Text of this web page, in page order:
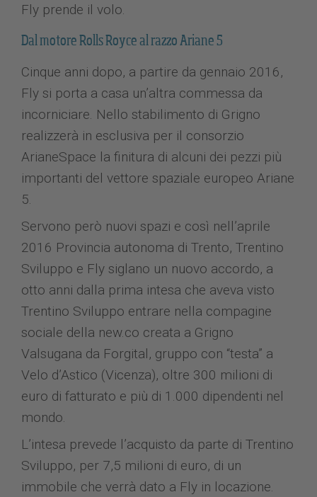
Fly prende il volo.
Dal motore Rolls Royce al razzo Ariane 5
Cinque anni dopo, a partire da gennaio 2016,
Fly si porta a casa un’altra commessa da
incorniciare. Nello stabilimento di Grigno
realizzerà in esclusiva per il consorzio
ArianeSpace la finitura di alcuni dei pezzi più
importanti del vettore spaziale europeo Ariane
5.
Servono però nuovi spazi e così nell’aprile
2016 Provincia autonoma di Trento, Trentino
Sviluppo e Fly siglano un nuovo accordo, a
otto anni dalla prima intesa che aveva visto
Trentino Sviluppo entrare nella compagine
sociale della new.co creata a Grigno
Valsugana da Forgital, gruppo con “testa” a
Velo d’Astico (Vicenza), oltre 300 milioni di
euro di fatturato e più di 1.000 dipendenti nel
mondo.
L’intesa prevede l’acquisto da parte di Trentino
Sviluppo, per 7,5 milioni di euro, di un
immobile che verrà dato a Fly in locazione.